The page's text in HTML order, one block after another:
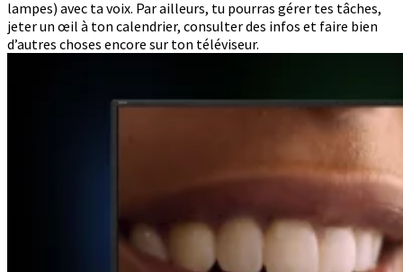
lampes) avec ta voix. Par ailleurs, tu pourras gérer tes tâches,
jeter un œil à ton calendrier, consulter des infos et faire bien
d’autres choses encore sur ton téléviseur.